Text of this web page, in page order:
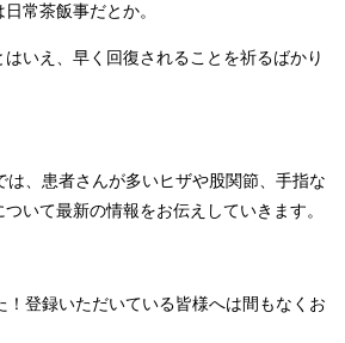
常茶飯事だとか。
いえ、早く回復されることを祈るばかり
は、患者さんが多いヒザや股関節、手指な
いて最新の情報をお伝えしていきます。
！登録いただいている皆様へは間もなくお